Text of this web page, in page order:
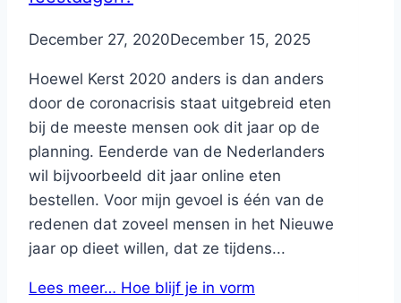
ByNicole
December 27, 2020December 15, 2025
Hoewel Kerst 2020 anders is dan anders
door de coronacrisis staat uitgebreid eten
bij de meeste mensen ook dit jaar op de
planning. Eenderde van de Nederlanders
wil bijvoorbeeld dit jaar online eten
bestellen. Voor mijn gevoel is één van de
redenen dat zoveel mensen in het Nieuwe
jaar op dieet willen, dat ze tijdens...
Lees meer… Hoe blijf je in vorm